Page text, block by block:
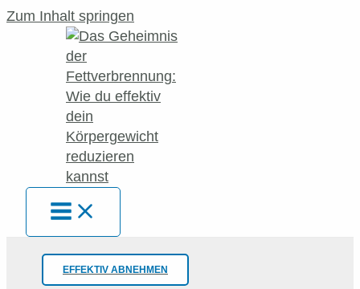
Zum Inhalt springen
EFFEKTIV ABNEHMEN